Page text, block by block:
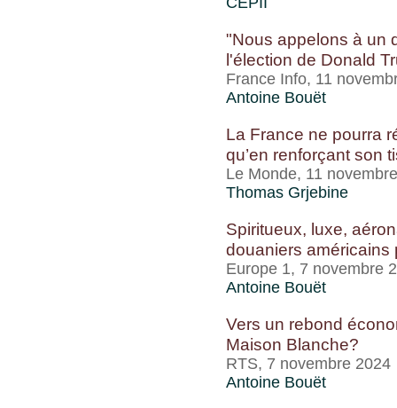
"Nous appelons à un
l'élection de Donald
France Info, 11
Antoine Bouët
La France ne pourra
qu’en renforçant son
Le Monde, 11
Thomas Grjebine
Spiritueux, luxe,
douaniers américains
Europe 1, 7 novembre
Antoine Bouët
Vers un rebond
Maison Blanche?
RTS, 7 novembre 2024
Antoine Bouët